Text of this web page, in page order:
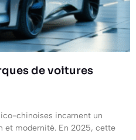
de voitures
chinoises incarnent un
et modernité. En 2025, cette